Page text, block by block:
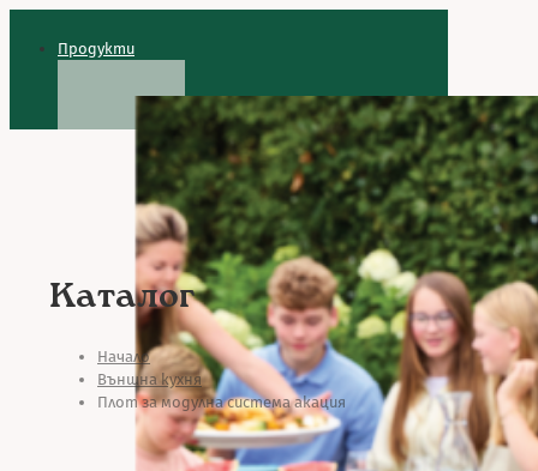
Продукти
Каталог
Начало
Външна кухня
Плот за модулна система акация